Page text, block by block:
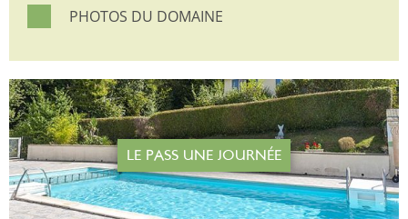
PHOTOS DU DOMAINE
LE PASS UNE JOURNÉE